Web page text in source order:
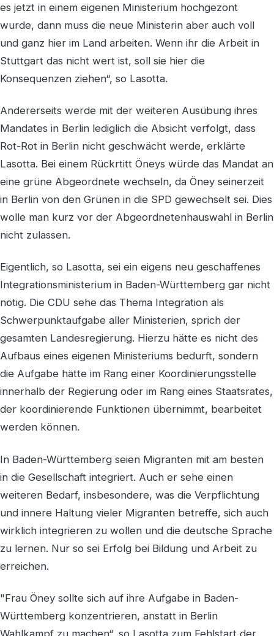
es jetzt in einem eigenen Ministerium hochgezont
wurde, dann muss die neue Ministerin aber auch voll
und ganz hier im Land arbeiten. Wenn ihr die Arbeit in
Stuttgart das nicht wert ist, soll sie hier die
Konsequenzen ziehen“, so Lasotta.
Andererseits werde mit der weiteren Ausübung ihres
Mandates in Berlin lediglich die Absicht verfolgt, dass
Rot-Rot in Berlin nicht geschwächt werde, erklärte
Lasotta. Bei einem Rückrtitt Öneys würde das Mandat an
eine grüne Abgeordnete wechseln, da Öney seinerzeit
in Berlin von den Grünen in die SPD gewechselt sei. Dies
wolle man kurz vor der Abgeordnetenhauswahl in Berlin
nicht zulassen.
Eigentlich, so Lasotta, sei ein eigens neu geschaffenes
Integrationsministerium in Baden-Württemberg gar nicht
nötig. Die CDU sehe das Thema Integration als
Schwerpunktaufgabe aller Ministerien, sprich der
gesamten Landesregierung. Hierzu hätte es nicht des
Aufbaus eines eigenen Ministeriums bedurft, sondern
die Aufgabe hätte im Rang einer Koordinierungsstelle
innerhalb der Regierung oder im Rang eines Staatsrates,
der koordinierende Funktionen übernimmt, bearbeitet
werden können.
In Baden-Württemberg seien Migranten mit am besten
in die Gesellschaft integriert. Auch er sehe einen
weiteren Bedarf, insbesondere, was die Verpflichtung
und innere Haltung vieler Migranten betreffe, sich auch
wirklich integrieren zu wollen und die deutsche Sprache
zu lernen. Nur so sei Erfolg bei Bildung und Arbeit zu
erreichen.
"Frau Öney sollte sich auf ihre Aufgabe in Baden-
Württemberg konzentrieren, anstatt in Berlin
Wahlkampf zu machen“, so Lasotta zum Fehlstart der